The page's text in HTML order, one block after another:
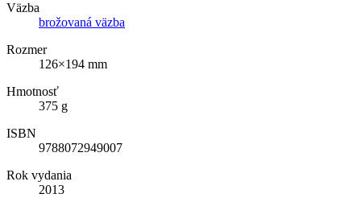
Väzba
brožovaná väzba
Rozmer
126×194 mm
Hmotnosť
375 g
ISBN
9788072949007
Rok vydania
2013